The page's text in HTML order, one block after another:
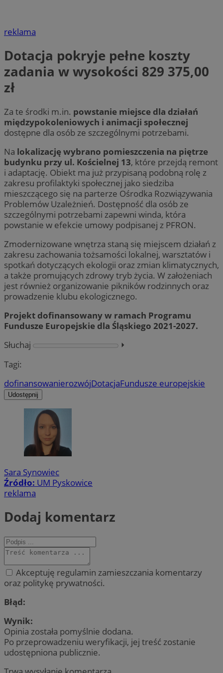
reklama
Dotacja pokryje pełne koszty
zadania w wysokości 829 375,00
zł
Za te środki m.in. powstanie miejsce dla działań
międzypokoleniowych i animacji społecznej
dostępne dla osób ze szczególnymi potrzebami.
Na lokalizację wybrano pomieszczenia na piętrze
budynku przy ul. Kościelnej 13, które przejdą remont
i adaptację. Obiekt ma już przypisaną podobną rolę z
zakresu profilaktyki społecznej jako siedziba
mieszczącego się na parterze Ośrodka Rozwiązywania
Problemów Uzależnień. Dostępność dla osób ze
szczególnymi potrzebami zapewni winda, która
powstanie w efekcie umowy podpisanej z PFRON.
Zmodernizowane wnętrza staną się miejscem działań z
zakresu zachowania tożsamości lokalnej, warsztatów i
spotkań dotyczących ekologii oraz zmian klimatycznych,
a także promujących zdrowy tryb życia. W założeniach
jest również organizowanie pikników rodzinnych oraz
prowadzenie klubu ekologicznego.
Projekt dofinansowany w ramach Programu
Fundusze Europejskie dla Śląskiego 2021-2027.
Słuchaj
⏵︎
Tagi:
dofinansowanierozwójDotacjaFundusze europejskie
Udostępnij
Sara Synowiec
Źródło: UM Pyskowice
reklama
Dodaj komentarz
Akceptuję regulamin zamieszczania komentarzy
oraz politykę prywatności.
Błąd:
Wynik:
Opinia została pomyślnie dodana.
Po przeprowadzeniu weryfikacji, jej treść zostanie
udostępniona publicznie.